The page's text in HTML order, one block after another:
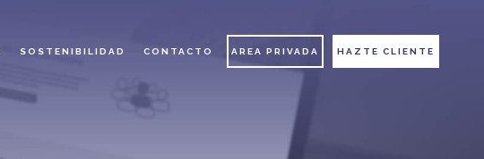
SOSTENIBILIDAD CONTACTO AREA PRIVADA HAZTE CLIENTE